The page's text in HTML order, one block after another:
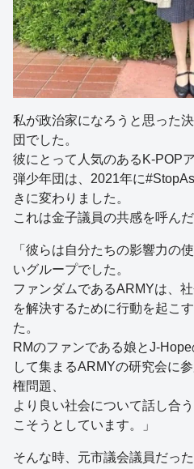
私が政治家になろうと思った
団でした。
彼にとって人気のあるK-POP
弾少年団は、2021年に
きに変わりました。
これは金子議員の共感を呼んだ
「彼らは自分たちの影響力の
いグループでした。
ファンダムであるARMYは、
を解決するために行動を起こ
た。
RMのファンである娘とJ-
して集まるARMYの研究会に
権問題、
より良い社会について話し合
こそうとしています。」
そんな時、元市議会議員だっ